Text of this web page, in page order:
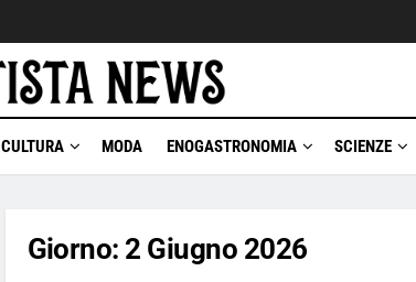
CULTURA MODA ENOGASTRONOMIA SCIENZE
Giorno: 2 Giugno 2026